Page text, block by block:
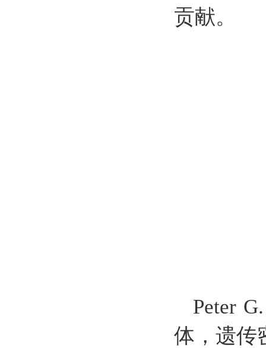
贡献。
Peter
体，遗传